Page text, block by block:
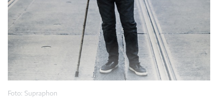
Foto: Supraphon